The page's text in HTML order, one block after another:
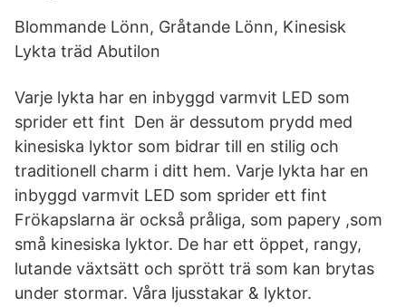
Blommande Lönn, Gråtande Lönn, Kinesisk
Lykta träd Abutilon
Varje lykta har en inbyggd varmvit LED som
sprider ett fint Den är dessutom prydd med
kinesiska lyktor som bidrar till en stilig och
traditionell charm i ditt hem. Varje lykta har en
inbyggd varmvit LED som sprider ett fint
Frökapslarna är också pråliga, som papery ,som
små kinesiska lyktor. De har ett öppet, rangy,
lutande växtsätt och sprött trä som kan brytas
under stormar. Våra ljusstakar & lyktor.